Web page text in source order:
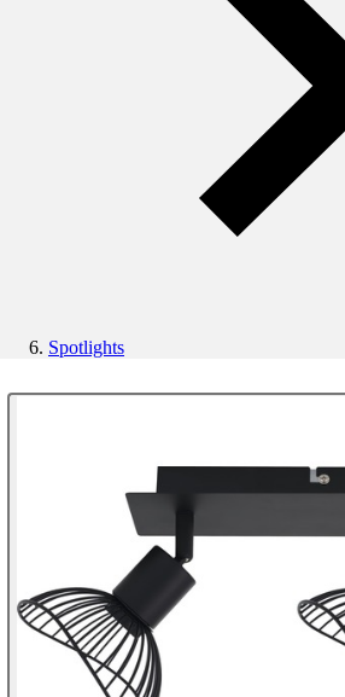
Spotlights